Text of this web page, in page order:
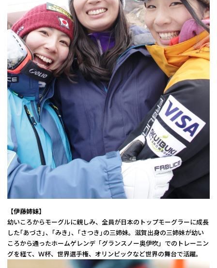
【伊藤姉妹】
幼いころからモーグルに親しみ、全員が日本のトップモーグラーに成長
した｢あづさ｣、｢みき｣、｢さつき｣の三姉妹。滋賀出身の三姉妹が幼い
ころから通ったホームゲレンデ「グランスノー奥伊吹」でのトレーニン
グを経て、Ｗ杯、世界選手権、オリンピックなど世界の舞台で活躍。